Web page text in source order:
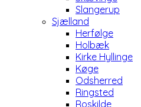
Slangerup
Sjælland
Herfølge
Holbæk
Kirke Hyllinge
Køge
Odsherred
Ringsted
Roskilde